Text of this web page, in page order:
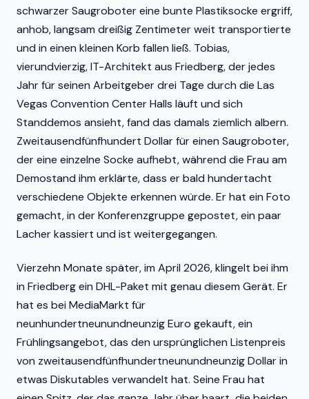
schwarzer Saugroboter eine bunte Plastiksocke ergriff,
anhob, langsam dreißig Zentimeter weit transportierte
und in einen kleinen Korb fallen ließ. Tobias,
vierundvierzig, IT-Architekt aus Friedberg, der jedes
Jahr für seinen Arbeitgeber drei Tage durch die Las
Vegas Convention Center Halls läuft und sich
Standdemos ansieht, fand das damals ziemlich albern.
Zweitausendfünfhundert Dollar für einen Saugroboter,
der eine einzelne Socke aufhebt, während die Frau am
Demostand ihm erklärte, dass er bald hundertacht
verschiedene Objekte erkennen würde. Er hat ein Foto
gemacht, in der Konferenzgruppe gepostet, ein paar
Lacher kassiert und ist weitergegangen.
Vierzehn Monate später, im April 2026, klingelt bei ihm
in Friedberg ein DHL-Paket mit genau diesem Gerät. Er
hat es bei MediaMarkt für
neunhundertneunundneunzig Euro gekauft, ein
Frühlingsangebot, das den ursprünglichen Listenpreis
von zweitausendfünfhundertneunundneunzig Dollar in
etwas Diskutables verwandelt hat. Seine Frau hat